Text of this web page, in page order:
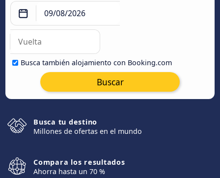
Busca también alojamiento con Booking.com
Buscar
Busca tu destino
Millones de ofertas en el mundo
Compara los resultados
Ahorra hasta un 70 %